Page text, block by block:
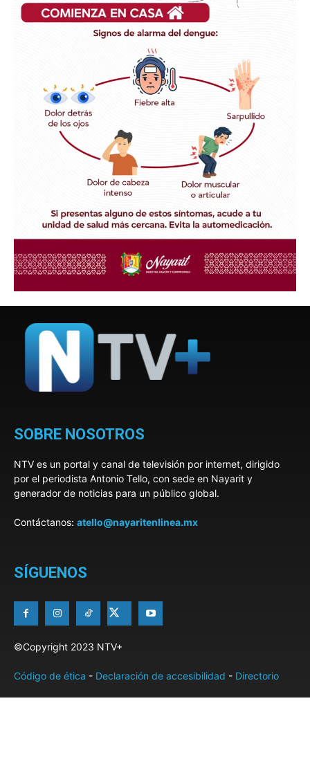
SOBRE NOSOTROS
NTV es un portal y canal de televisión por internet, dirigido
por el periodista Antonio Tello, con sede en Nayarit y
generador de noticias para un público global.
Contáctanos: atello@nayaritenlinea.mx
SÍGUENOS
©Copyright 2023 NTV+
Código de ética - Declaración de accesibilidad - Directorio